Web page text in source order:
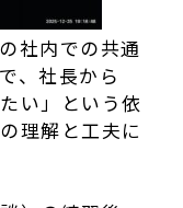
社内での共通
、社長から
い」という依
理解と工夫に